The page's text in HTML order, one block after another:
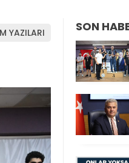
YAZILARI SON